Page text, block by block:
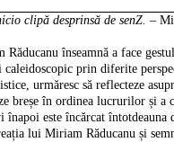
clipă desprinsă de senZ. –
înseamnă a face
prin diferite
urmăresc să reflecteze
breșe în ordinea lucrurilor și
înapoi este încărcat întotdeauna
lui Miriam Răducanu și